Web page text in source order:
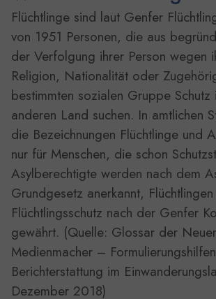
Flüchtlinge sind laut Genfer
von 1951 Personen, die aus
der Verfolgung ihrer Person wegen
Religion, Nationalität oder
bestimmten sozialen Gruppe Schutz
anderen Land suchen. In amtlichen
die Bezeichnungen Flüchtlinge und
nur für Menschen, die schon
Asylberechtigte werden nach dem
Grundgesetz anerkannt,
Flüchtlingsschutz nach der Genfer
gewährt. (Quelle: Glossar der
Medienmacher –
Berichterstattung im
Dezember 2018)